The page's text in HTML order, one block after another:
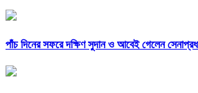
পাঁচ দিনের সফরে দক্ষিণ সুদান ও আবেই গেলেন